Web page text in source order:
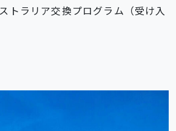
トラリア交換プログラム（受け入